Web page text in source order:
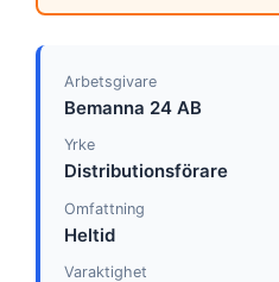
Arbetsgivare
Bemanna 24 AB
Yrke
Distributionsförare
Omfattning
Heltid
Varaktighet